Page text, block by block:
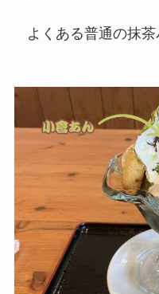
よくある普通の抹茶